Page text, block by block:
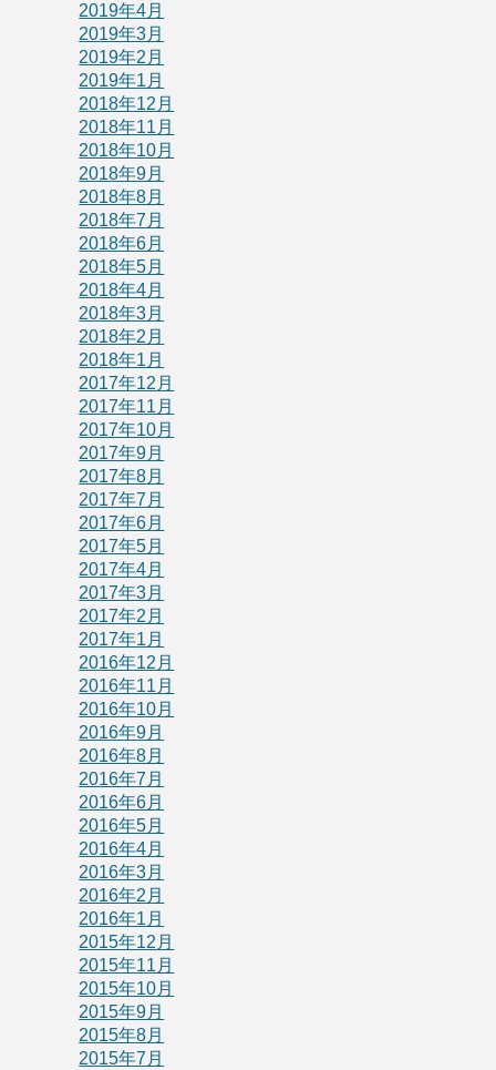
2019年4月
2019年3月
2019年2月
2019年1月
2018年12月
2018年11月
2018年10月
2018年9月
2018年8月
2018年7月
2018年6月
2018年5月
2018年4月
2018年3月
2018年2月
2018年1月
2017年12月
2017年11月
2017年10月
2017年9月
2017年8月
2017年7月
2017年6月
2017年5月
2017年4月
2017年3月
2017年2月
2017年1月
2016年12月
2016年11月
2016年10月
2016年9月
2016年8月
2016年7月
2016年6月
2016年5月
2016年4月
2016年3月
2016年2月
2016年1月
2015年12月
2015年11月
2015年10月
2015年9月
2015年8月
2015年7月